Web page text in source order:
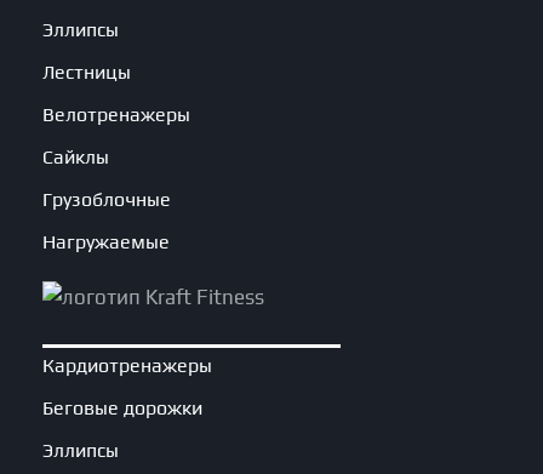
Эллипсы
Лестницы
Велотренажеры
Сайклы
Грузоблочные
Нагружаемые
Кардиотренажеры
Беговые дорожки
Эллипсы